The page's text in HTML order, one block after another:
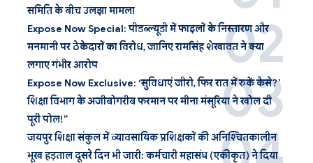
समिति के बीच उलझा मामला
Expose Now Special: पीडब्ल्यूडी में फाइलों के निस्तारण और
मनमानी पर ठेकेदारों का विरोध, जानिए रामसिंह शेखावत ने क्या
लगाए गंभीर आरोप
Expose Now Exclusive: ‘सुविधाएं जीरो, फिर रात में रुकें कैसे?’
शिक्षा विभाग के अजीबोगरीब फरमान पर मीना मंसूरिया ने खोल दी
पूरी पोल!”
जयपुर शिक्षा संकुल में व्यावसायिक प्रशिक्षकों की अनिश्चितकालीन
भूख हड़ताल दूसरे दिन भी जारी: कर्मचारी महासंघ (एकीकृत) ने दिया